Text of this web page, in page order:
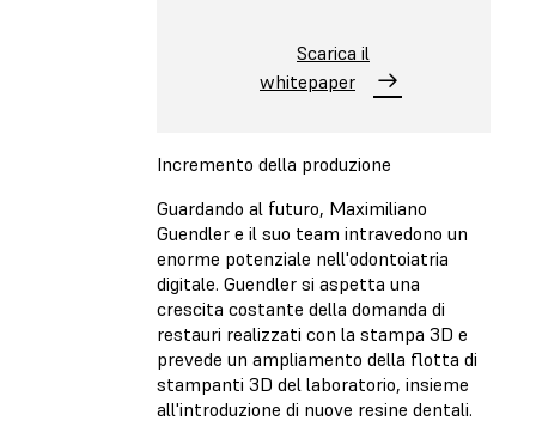
Scarica il
whitepaper
Incremento della produzione
Guardando al futuro, Maximiliano
Guendler e il suo team intravedono un
enorme potenziale nell'odontoiatria
digitale. Guendler si aspetta una
crescita costante della domanda di
restauri realizzati con la stampa 3D e
prevede un ampliamento della flotta di
stampanti 3D del laboratorio, insieme
all'introduzione di nuove resine dentali.